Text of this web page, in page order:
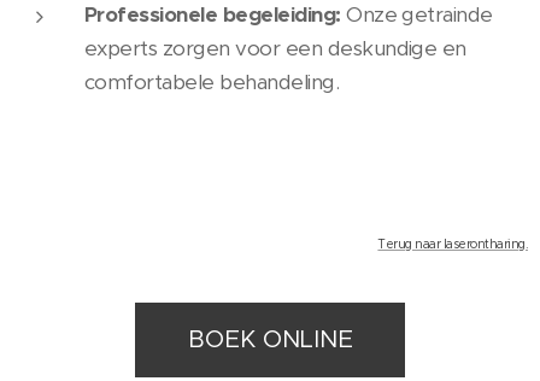
Professionele begeleiding: Onze getrainde
experts zorgen voor een deskundige en
comfortabele behandeling.
Terug naar laserontharing.
BOEK ONLINE